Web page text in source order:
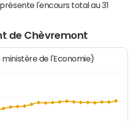
l'encours total au 31
de Chèvremont
ministère de l'Economie)